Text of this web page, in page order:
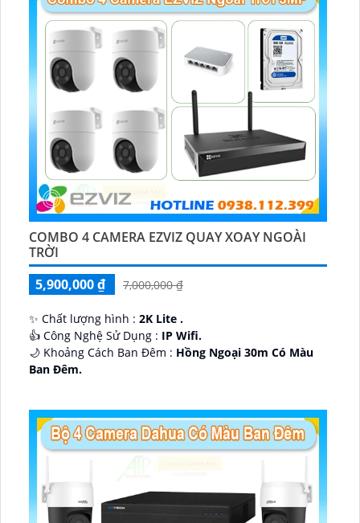
COMBO 4 CAMERA EZVIZ QUAY XOAY NGOÀI
TRỜI
5,900,000 ₫
7,000,000 ₫
✨ Chất lượng hình : 2K Lite .
👍 Công Nghệ Sử Dụng : IP Wifi.
🌙 Khoảng Cách Ban Đêm : Hồng Ngoại 30m Có Màu
Ban Ðêm.